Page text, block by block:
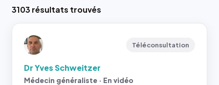
3103 résultats trouvés
Téléconsultation
Dr Yves Schweitzer
Médecin généraliste · En vidéo